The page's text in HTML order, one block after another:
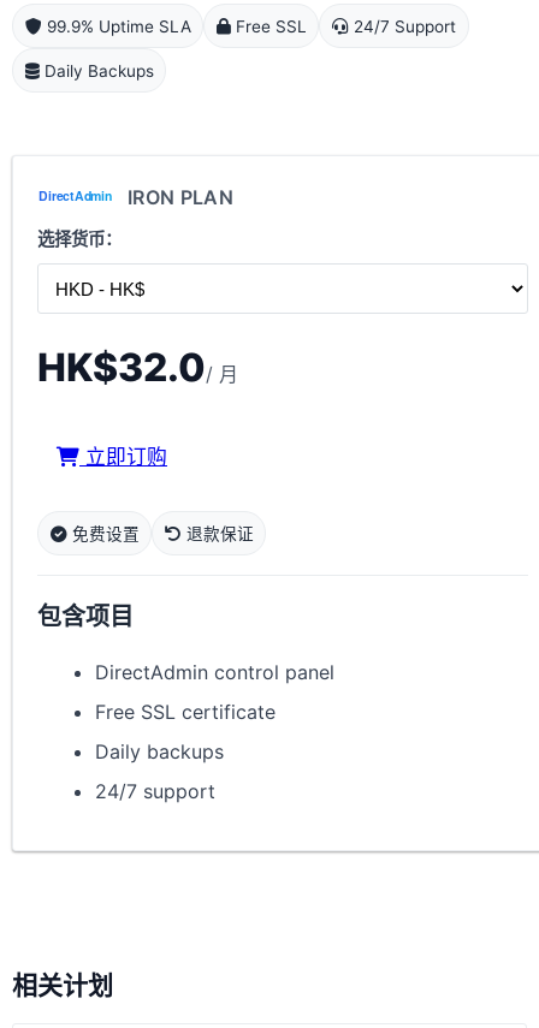
99.9% Uptime SLA Free SSL 24/7 Support
Daily Backups
IRON PLAN
选择货币：
HK$32.0/ 月
立即订购
免费设置 退款保证
包含项目
DirectAdmin control panel
Free SSL certificate
Daily backups
24/7 support
相关计划